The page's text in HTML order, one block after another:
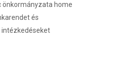
önkormányzata home
és